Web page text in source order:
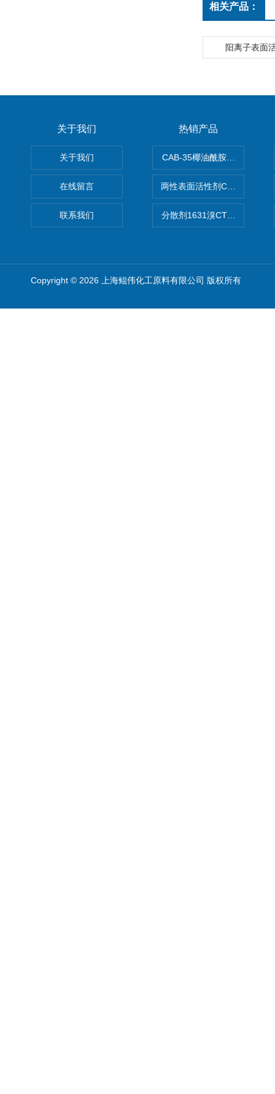
相关产品：
阳离子表面
关于我们
关于我们
在线留言
联系我们
热销产品
CAB-35椰油酰胺丙基甜菜碱
两性表面活性剂CAB-30椰油
分散剂1631溴CTAB（十六烷
Copyright © 2026 上海鲲伟化工原料有限公司 版权所有